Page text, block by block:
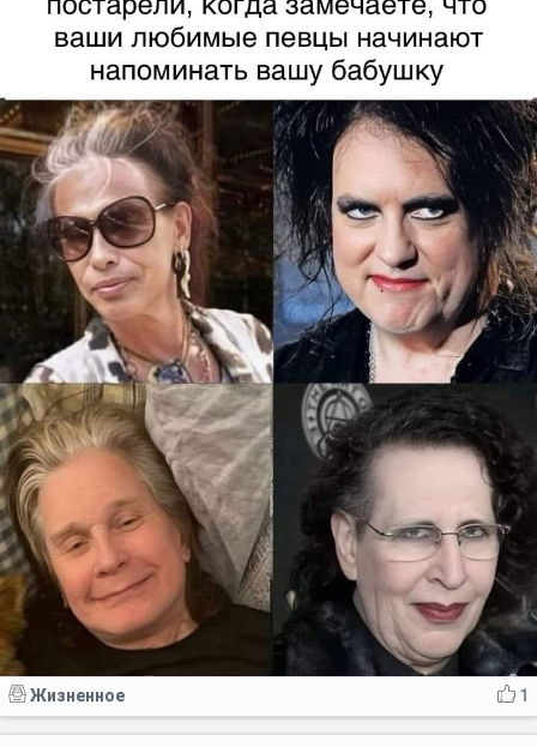
1
Жизненное